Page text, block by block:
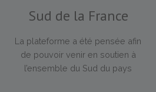
Sud de la France
La plateforme a été pensée afin
de pouvoir venir en soutien à
l’ensemble du Sud du pays